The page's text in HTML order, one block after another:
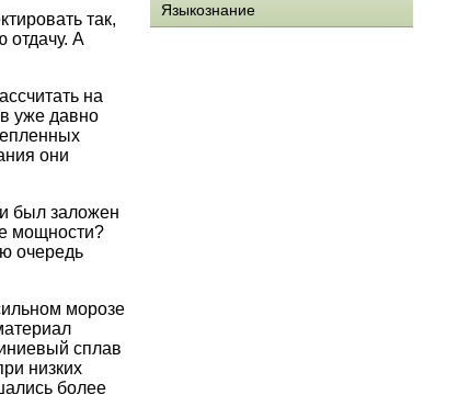
так,
отдачу. А
на
уже давно
они
был заложен
мощности?
очередь
морозе
сплав
низких
более
Языкознание